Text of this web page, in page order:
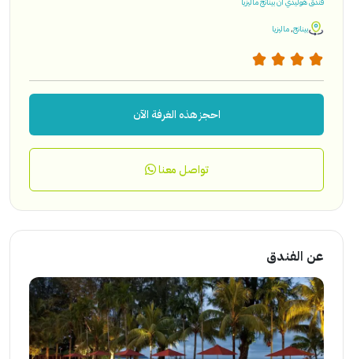
بينانج,ماليزيا
احجز هذه الغرفة الآن
تواصل معنا
عن الفندق